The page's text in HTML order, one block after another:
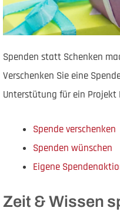
Spenden statt Schenken
Verschenken Sie eine
Unterstütung für ein Projekt
Spende verschenken
Spenden wünschen
Eigene
Zeit & Wissen